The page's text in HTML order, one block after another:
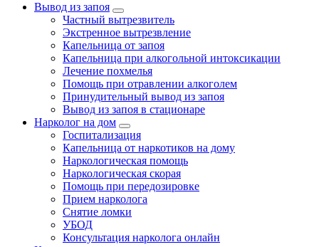
Вывод из запоя
Частный вытрезвитель
Экстренное вытрезвление
Капельница от запоя
Капельница при алкогольной интоксикации
Лечение похмелья
Помощь при отравлении алкоголем
Принудительный вывод из запоя
Вывод из запоя в стационаре
Нарколог на дом
Госпитализация
Капельница от наркотиков на дому
Наркологическая помощь
Наркологическая скорая
Помощь при передозировке
Прием нарколога
Снятие ломки
УБОД
Консультация нарколога онлайн